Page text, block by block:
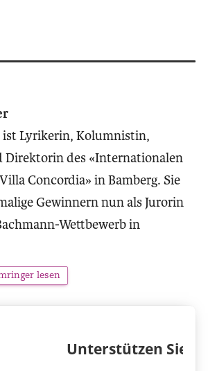
ist Lyrikerin, Kolumnistin,
Direktorin des «Internationalen
Concordia» in Bamberg. Sie
Gewinnern nun als Jurorin
Wettbewerb in
lesen